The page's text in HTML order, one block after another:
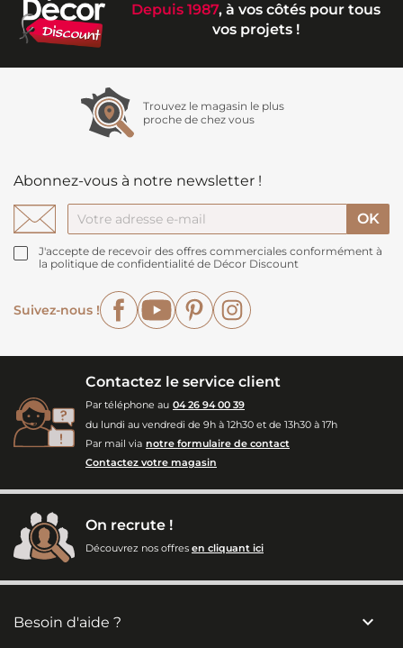
Depuis 1987, à vos côtés pour tous
vos projets !
Trouvez le magasin le plus
proche de chez vous
Abonnez-vous à notre newsletter !
J'accepte de recevoir des offres commerciales conformément à
la politique de confidentialité de Décor Discount
Suivez-nous !
FacebookYouTubePinterest
Contactez le service client
Par téléphone au 04 26 94 00 39
du lundi au vendredi de 9h à 12h30 et de 13h30 à 17h
Par mail via notre formulaire de contact
Contactez votre magasin
On recrute !
Découvrez nos offres en cliquant ici
Besoin d'aide ? 